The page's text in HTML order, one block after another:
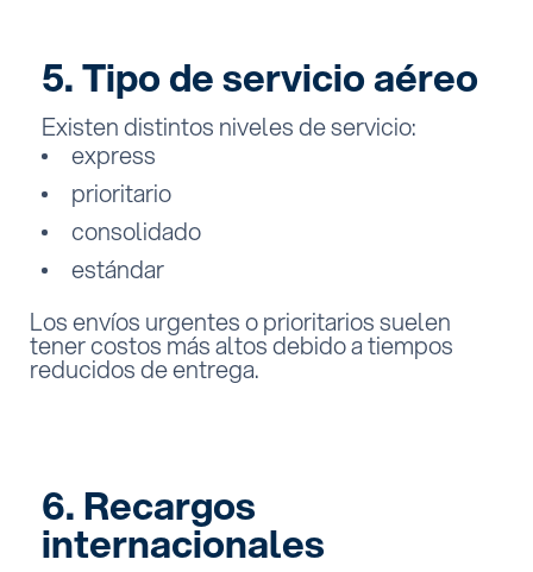
5. Tipo de servicio aéreo
Existen distintos niveles de servicio:
express
prioritario
consolidado
estándar
Los envíos urgentes o prioritarios suelen
tener costos más altos debido a tiempos
reducidos de entrega.
6. Recargos
internacionales